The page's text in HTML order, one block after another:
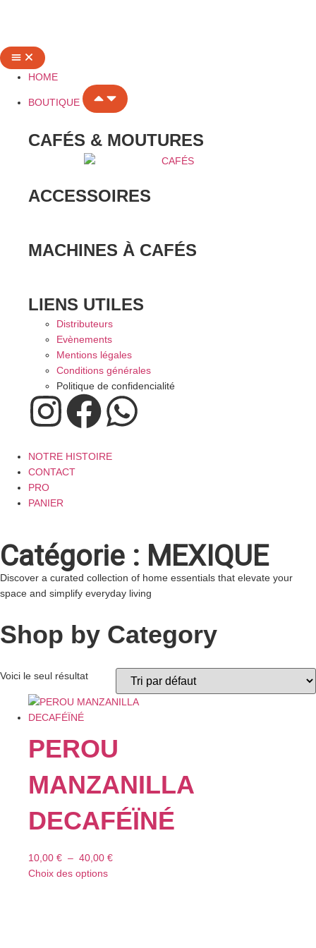
HOME
BOUTIQUE
CAFÉS & MOUTURES
ACCESSOIRES
MACHINES À CAFÉS
LIENS UTILES
Distributeurs
Evènements
Mentions légales
Conditions générales
Politique de confidencialité
NOTRE HISTOIRE
CONTACT
PRO
PANIER
Catégorie : MEXIQUE
Discover a curated collection of home essentials that elevate your
space and simplify everyday living
Shop by Category
Voici le seul résultat
PEROU
MANZANILLA
DECAFÉÏNÉ
10,00 € – 40,00 €
Choix des options